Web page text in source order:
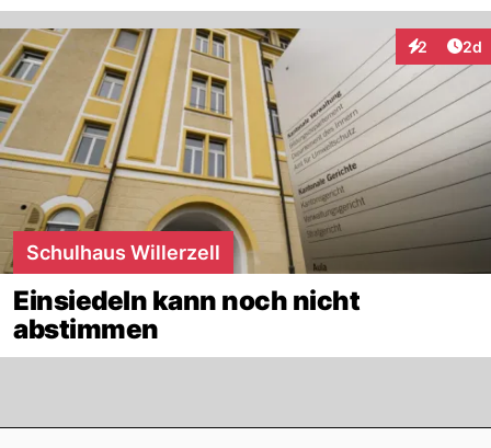
2 2d
Schulhaus Willerzell
Einsiedeln kann noch nicht
abstimmen